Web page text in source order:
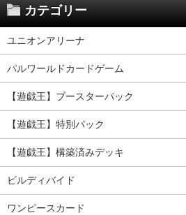
カテゴリー
ユニオンアリーナ
パルワールドカードゲーム
【遊戯王】ブースターパック
【遊戯王】特別パック
【遊戯王】構築済みデッキ
ビルディバイド
ワンピースカード